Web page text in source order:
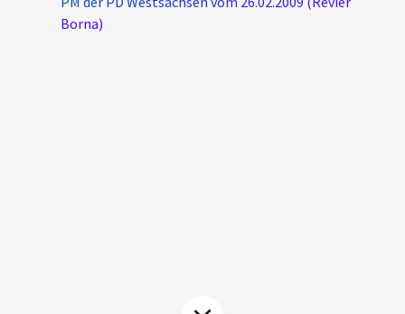
Veranstaltungen
Projektbeschreibung
Borna)